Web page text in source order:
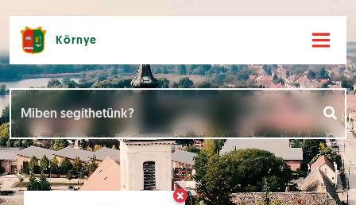
×
Környe
Hírek [
Események []